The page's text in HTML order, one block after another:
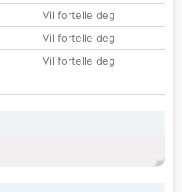
Vil fortelle deg
Vil fortelle deg
Vil fortelle deg